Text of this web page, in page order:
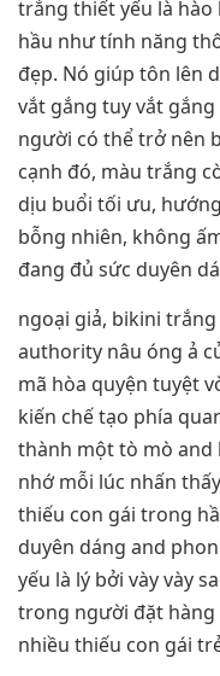
trắng thiết yếu là
hầu như tính năng
đẹp. Nó giúp tôn lên
vắt gắng tuy vắt
người có thể trở nên
cạnh đó, màu trắng
dịu buổi tối ưu,
bỗng nhiên, không
đang đủ sức duyên
ngoại giả, bikini
authority nâu óng ả
mã hòa quyện tuyệt
kiến chế tạo phía
thành một tò mò and
nhớ mỗi lúc nhấn
thiếu con gái trong
duyên dáng and
yếu là lý bởi vày vày
trong người đặt hàng
nhiều thiếu con gái